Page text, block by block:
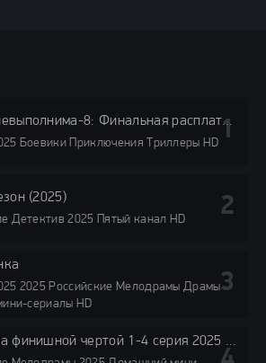
Миссия невыполнима-8: Финальная расплата 2025
Фильмы 2025 Боевики Приключения Триллеры HD
(2025)
Российские Детектив 2025 Пятый канал HD
Драмы
Россия 1 мини-сериалы HD
Сериал За финишной чертой 1-4 серия 2025 все серии подряд